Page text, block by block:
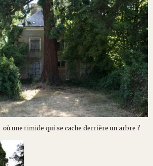
une timide qui se cache derrière un arbre ?